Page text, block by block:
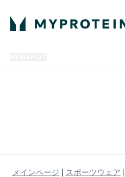
メインページ スポーツウェア